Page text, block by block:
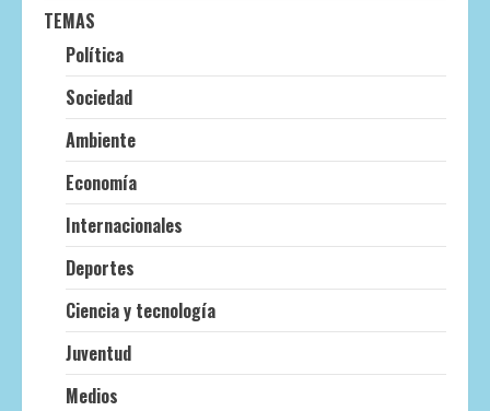
TEMAS
Política
Sociedad
Ambiente
Economía
Internacionales
Deportes
Ciencia y tecnología
Juventud
Medios